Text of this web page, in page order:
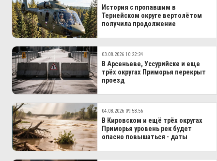
История с пропавшим в
Тернейском округе вертолётом
получила продолжение
03.08.2026 10:22:24
В Арсеньеве, Уссурийске и еще
трёх округах Приморья перекрыт
проезд
04.08.2026 09:58:56
В Кировском и ещё трёх округах
Приморья уровень рек будет
опасно повышаться - даты